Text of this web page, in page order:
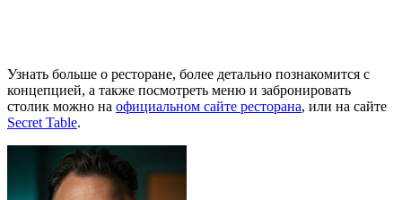
Узнать больше о ресторане, более детально познакомится с
концепцией, а также посмотреть меню и забронировать
столик можно на официальном сайте ресторана, или на сайте
Secret Table.